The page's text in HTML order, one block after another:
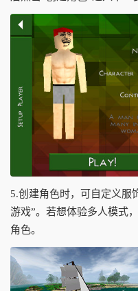
5.创建角色时，可自定义服
游戏”。若想体验多人模式
角色。